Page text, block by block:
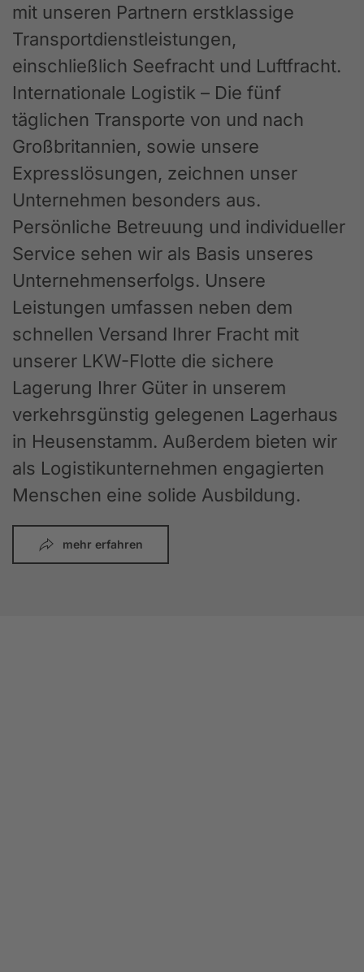
mit unseren Partnern erstklassige
Transportdienstleistungen,
einschließlich Seefracht und Luftfracht.
Internationale Logistik – Die fünf
täglichen Transporte von und nach
Großbritannien, sowie unsere
Expresslösungen, zeichnen unser
Unternehmen besonders aus.
Persönliche Betreuung und individueller
Service sehen wir als Basis unseres
Unternehmenserfolgs. Unsere
Leistungen umfassen neben dem
schnellen Versand Ihrer Fracht mit
unserer LKW-Flotte die sichere
Lagerung Ihrer Güter in unserem
verkehrsgünstig gelegenen Lagerhaus
in Heusenstamm. Außerdem bieten wir
als Logistikunternehmen engagierten
Menschen eine solide Ausbildung.
mehr erfahren